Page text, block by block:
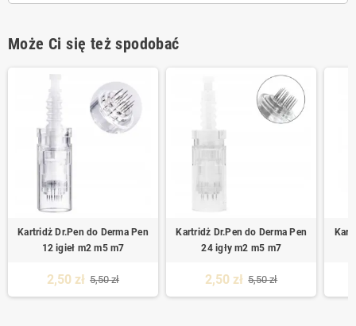
Może Ci się też spodobać
Kartridż Dr.Pen do Derma Pen
12 igieł m2 m5 m7
2,50 zł 5,50 zł
Kartridż Dr.Pen do Derma Pen
24 igły m2 m5 m7
2,50 zł 5,50 zł